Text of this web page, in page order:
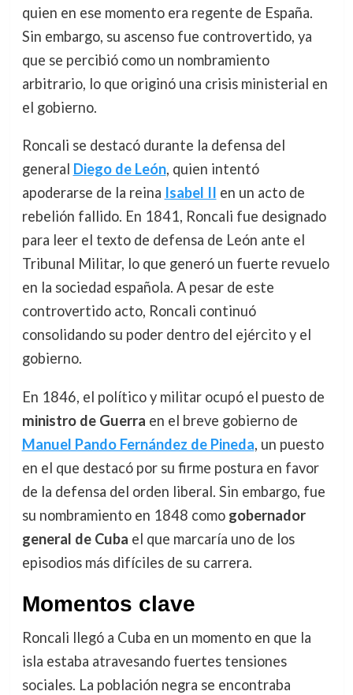
quien en ese momento era regente de España.
Sin embargo, su ascenso fue controvertido, ya
que se percibió como un nombramiento
arbitrario, lo que originó una crisis ministerial en
el gobierno.
Roncali se destacó durante la defensa del
general Diego de León, quien intentó
apoderarse de la reina Isabel II en un acto de
rebelión fallido. En 1841, Roncali fue designado
para leer el texto de defensa de León ante el
Tribunal Militar, lo que generó un fuerte revuelo
en la sociedad española. A pesar de este
controvertido acto, Roncali continuó
consolidando su poder dentro del ejército y el
gobierno.
En 1846, el político y militar ocupó el puesto de
ministro de Guerra en el breve gobierno de
Manuel Pando Fernández de Pineda, un puesto
en el que destacó por su firme postura en favor
de la defensa del orden liberal. Sin embargo, fue
su nombramiento en 1848 como gobernador
general de Cuba el que marcaría uno de los
episodios más difíciles de su carrera.
Momentos clave
Roncali llegó a Cuba en un momento en que la
isla estaba atravesando fuertes tensiones
sociales. La población negra se encontraba